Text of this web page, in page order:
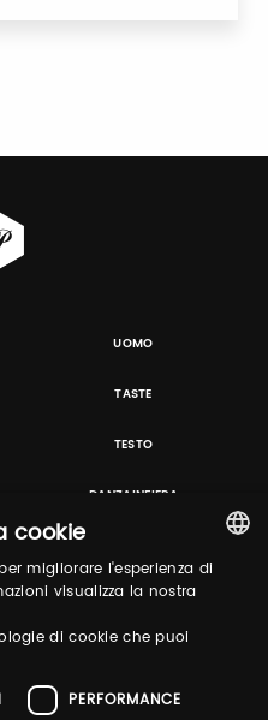
UOMO
TASTE
TESTO
DANZAINFIERA
ITALIAN
cookie
migliorare l'esperienza di
visualizza la nostra
di cookie che puoi
PERFORMANCE